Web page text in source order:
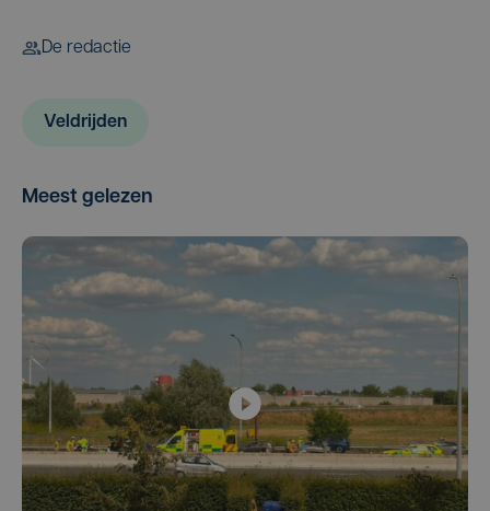
De redactie
Veldrijden
Meest gelezen